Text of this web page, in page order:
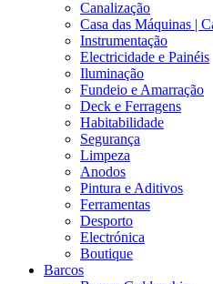
Canalização
Casa das Máquinas |
Instrumentação
Electricidade e Painéis
Iluminação
Fundeio e Amarração
Deck e Ferragens
Habitabilidade
Segurança
Limpeza
Anodos
Pintura e Aditivos
Ferramentas
Desporto
Electrónica
Boutique
Barcos